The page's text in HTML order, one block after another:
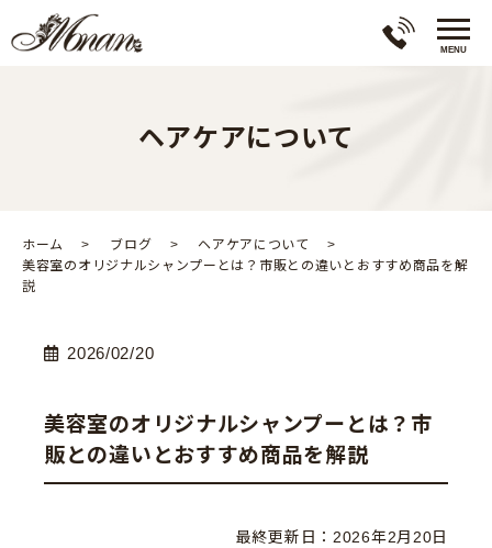
ヘアケアについて
ホーム ブログ
ヘアケアについて
美容室のオリジナルシャンプーとは？市販との違いとおすすめ商品を解
説
2026/02/20
美容室のオリジナルシャンプーとは？市
販との違いとおすすめ商品を解説
最終更新日： 2026年2月20日